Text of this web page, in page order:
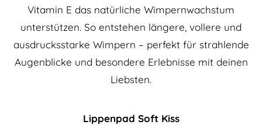
Vitamin E das natürliche Wimpernwachstum
unterstützen. So entstehen längere, vollere und
ausdrucksstarke Wimpern – perfekt für strahlende
Augenblicke und besondere Erlebnisse mit deinen
Liebsten.
Lippenpad Soft Kiss